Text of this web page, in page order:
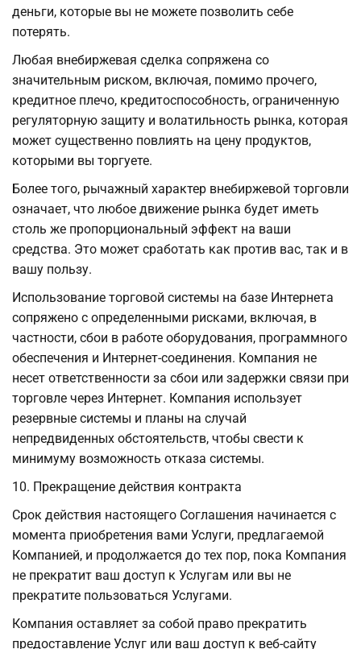
деньги, которые вы не можете позволить себе
потерять.
Любая внебиржевая сделка сопряжена со
значительным риском, включая, помимо прочего,
кредитное плечо, кредитоспособность, ограниченную
регуляторную защиту и волатильность рынка, которая
может существенно повлиять на цену продуктов,
которыми вы торгуете.
Более того, рычажный характер внебиржевой торговли
означает, что любое движение рынка будет иметь
столь же пропорциональный эффект на ваши
средства. Это может сработать как против вас, так и в
вашу пользу.
Использование торговой системы на базе Интернета
сопряжено с определенными рисками, включая, в
частности, сбои в работе оборудования, программного
обеспечения и Интернет-соединения. Компания не
несет ответственности за сбои или задержки связи при
торговле через Интернет. Компания использует
резервные системы и планы на случай
непредвиденных обстоятельств, чтобы свести к
минимуму возможность отказа системы.
10. Прекращение действия контракта
Срок действия настоящего Соглашения начинается с
момента приобретения вами Услуги, предлагаемой
Компанией, и продолжается до тех пор, пока Компания
не прекратит ваш доступ к Услугам или вы не
прекратите пользоваться Услугами.
Компания оставляет за собой право прекратить
предоставление Услуг или ваш доступ к веб-сайту